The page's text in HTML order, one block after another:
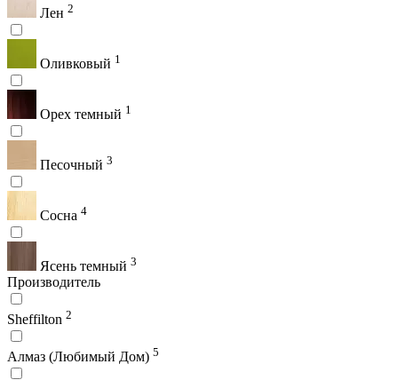
Лен 2
Оливковый 1
Орех темный 1
Песочный 3
Сосна 4
Ясень темный 3
Производитель
Sheffilton 2
Алмаз (Любимый Дом) 5